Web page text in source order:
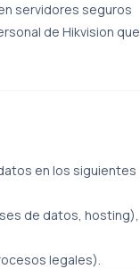
servidores seguros
de Hikvision que
en los siguientes
de datos, hosting),
legales).